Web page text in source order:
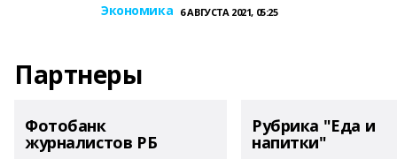
Экономика 6 АВГУСТА 2021, 05:25
Партнеры
Фотобанк
журналистов РБ
Рубрика "Еда и
напитки"